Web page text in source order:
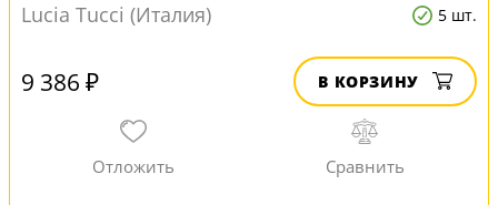
Lucia Tucci (Италия) 5 шт.
9 386 ₽ В КОРЗИНУ